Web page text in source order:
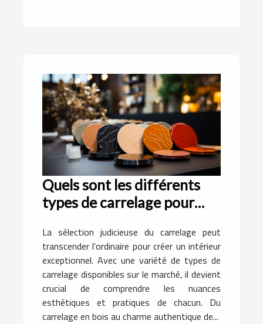
Quels sont les différents
types de carrelage pour
intérieur ?
La sélection judicieuse du carrelage peut
transcender l'ordinaire pour créer un intérieur
exceptionnel. Avec une variété de types de
carrelage disponibles sur le marché, il devient
crucial de comprendre les nuances
esthétiques et pratiques de chacun. Du
carrelage en bois au charme authentique de...